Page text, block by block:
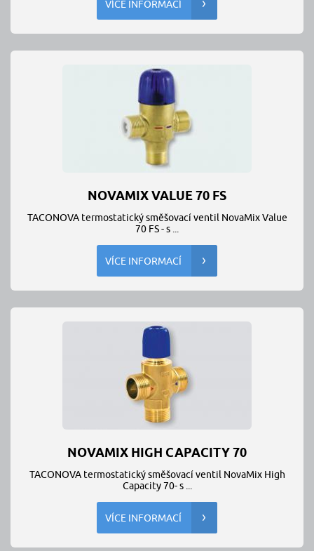
VÍCE INFORMACÍ
NOVAMIX VALUE 70 FS
TACONOVA termostatický směšovací ventil NovaMix Value
70 FS - s ...
VÍCE INFORMACÍ
NOVAMIX HIGH CAPACITY 70
TACONOVA termostatický směšovací ventil NovaMix High
Capacity 70- s ...
VÍCE INFORMACÍ